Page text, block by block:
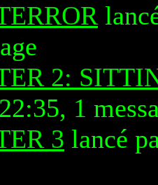
2:
1
3 lancé